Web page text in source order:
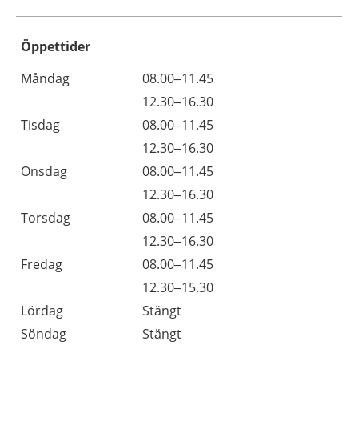
Öppettider
Dag
Öppettider
Kommentarer
Måndag
08.00–11.45
12.30–16.30
Tisdag
08.00–11.45
12.30–16.30
Onsdag
08.00–11.45
12.30–16.30
Torsdag
08.00–11.45
12.30–16.30
Fredag
08.00–11.45
12.30–15.30
Lördag
Stängt
Söndag
Stängt